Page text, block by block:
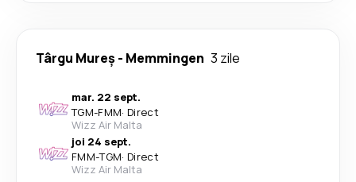
Târgu Mureș - Memmingen 3 zile
mar. 22 sept.
TGM-FMM· Direct
Wizz Air Malta
joi 24 sept.
FMM-TGM· Direct
Wizz Air Malta